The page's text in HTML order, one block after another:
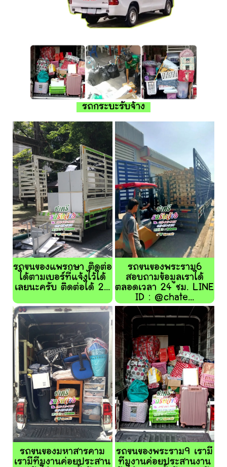
รถกระบะรับจ้าง
รถขนของแพรกษา ติดต่อ
ได้ตามเบอร์ที่แจ้งไว้ได้
เลยนะครับ ติดต่อได้ 2...
รถขนของพระราม6
สอบถามข้อมูลเราได้
ตลอดเวลา 24 ชม. LINE
ID : @chate...
รถขนของมหาสารคาม
เรามีทีมงานค่อยประสาน
รถขนของพระราม9 เรามี
ทีมงานค่อยประสานงาน